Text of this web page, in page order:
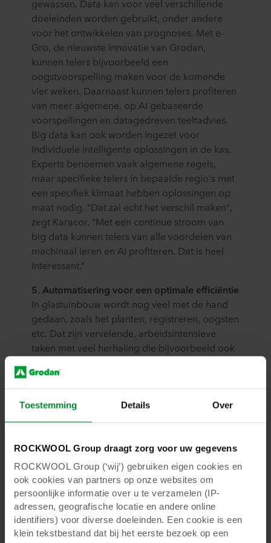
Toestemming Details Over
ROCKWOOL Group draagt zorg voor uw gegevens
ROCKWOOL Group (‘wij’) gebruiken eigen cookies en
ook cookies van partners op onze websites om
persoonlijke informatie over u te verzamelen (IP-
adressen, geografische locatie en andere online
identifiers) voor diverse doeleinden. Een cookie is een
klein tekstbestand dat bij het eerste bezoek op een
gewassen. Data kan voor veel verschillende
doeleinden worden gebruikt, onder andere
voor het ontwikkelen van prognoses. Met e-
Gro, de nieuwste innovatie van Grodan,
kunnen telers bijvoorbeeld een
oogstvoorspelling maken voor de komende
vier weken. Daarnaast kunnen telers profiteren
van meer algemene, op AI gebaseerde
voorspellingen en datagedreven teeltadvies.
Big data kan ook worden ingezet voor
individuele intelligente oplossingen in de kas.
Experts benoemen vaak algemene regels,
maar specifieke telers in bepaalde regio's met
een specifiek klimaat hebben oplossingen op
maat nodig. “Dat zal echt het verschil maken",
zegt Karacor. “Met een continue stroom van
big data kunnen telers van alle voordelen van
machinaal leren en AI profiteren. Dat is heel
interessant.”
5. Automatisering voor een optimale efficiëntie
In glastuinbouw wordt nog veel met de hand
gedaan, zoals het planten, registreren, oogsten
etc. Dat zijn vervelende, arbeidsintensieve
taken met veel herhaling die bijvoorbeeld ook
Automatisering is niet alleen belangrijk voor
een hogere efficiëntie, maar ook om
uitdagingen op het gebied van gezondheid en
veiligheid aan te pakken, bijvoorbeeld om de
ziekten tegen te gaan (doordat het contact
tussen mensen en tussen mensen en de
gewassen wordt gereduceerd); de COVID-19-
pandemie heeft ons het belang daarvan nog
meer doen realiseren.
Het advies van Karacor betreffende het laatste